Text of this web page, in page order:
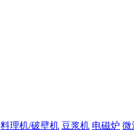
料理机/破壁机 豆浆机 电磁炉 微